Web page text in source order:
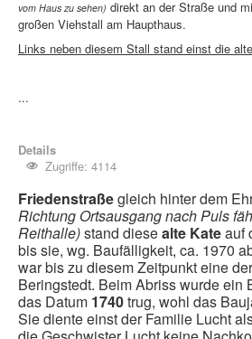
vom Haus zu sehen) direkt an der Straße und
großen Viehstall am Haupthaus.
Links neben diesem Stall stand einst die
...
Details
Zugriffe: 4114
Friedenstraßegleich hinter dem
Richtung Ortsausgang nach Puls
Reithalle)stand diesealte Kateauf
bis sie, wg. Baufälligkeit, ca. 1970
war bis zu diesem Zeitpunkt eine
Beringstedt. Beim Abriss wurde ein
das Datum 1740trug, wohl das
Sie diente einst der Familie Lucht